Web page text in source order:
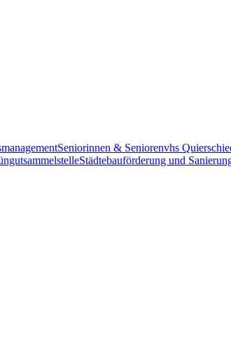
Seniorinnen & Seniorenvhs
Städtebauförderung und